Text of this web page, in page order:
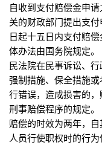
自收到支付赔偿金申
关的财政部门提出支
日起十五日内支付赔
体办法由国务院规
民法院在民事诉讼、
强制措施、保全措施
行错误，造成损害的
刑事赔偿程序的规
赔偿的时效为两年，
人员行使职权时的行